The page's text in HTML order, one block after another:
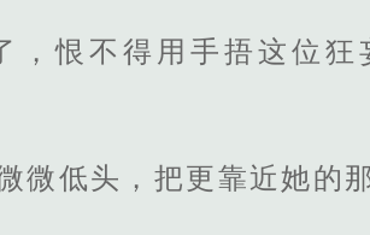
，恨不得用手捂这位狂
微低头，把更靠近她的